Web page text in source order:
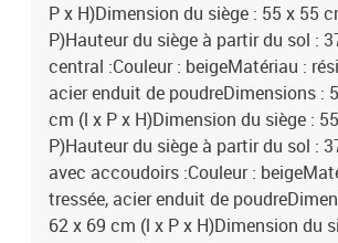
P x H)Dimension du siège : 55 x 55
P)Hauteur du siège à partir du sol :
central :Couleur : beigeMatériau :
acier enduit de poudreDimensions :
cm (l x P x H)Dimension du siège :
P)Hauteur du siège à partir du sol :
avec accoudoirs :Couleur :
tressée, acier enduit de
62 x 69 cm (l x P x H)Dimension du